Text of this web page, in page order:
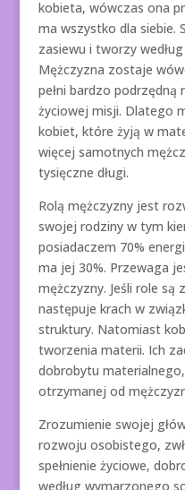
kobieta, wówczas ona
ma wszystko dla siebie.
zasiewu i tworzy
Mężczyzna zostaje
pełni bardzo podrzędną
życiowej misji. Dlatego
kobiet, które żyją w
więcej samotnych
tysięczne długi.
Rolą mężczyzny jest
swojej rodziny w tym
posiadaczem 70%
ma jej 30%. Przewaga
mężczyzny. Jeśli role są
następuje krach w
struktury. Natomiast
tworzenia materii. Ich
dobrobytu
otrzymanej od
Zrozumienie swojej
rozwoju osobistego,
spełnienie życiowe,
według wymarzonego